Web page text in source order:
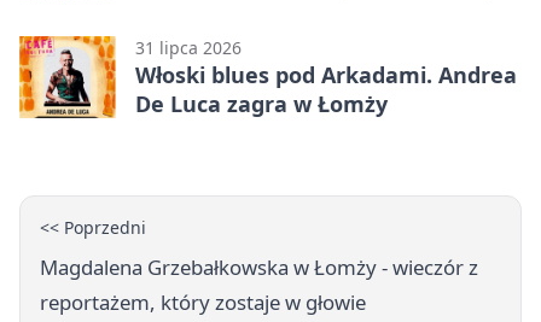
Liga Grupa 1 (Grupa I)
31 lipca 2026
Włoski blues pod Arkadami. Andrea
De Luca zagra w Łomży
<< Poprzedni
Magdalena Grzebałkowska w Łomży - wieczór z
reportażem, który zostaje w głowie